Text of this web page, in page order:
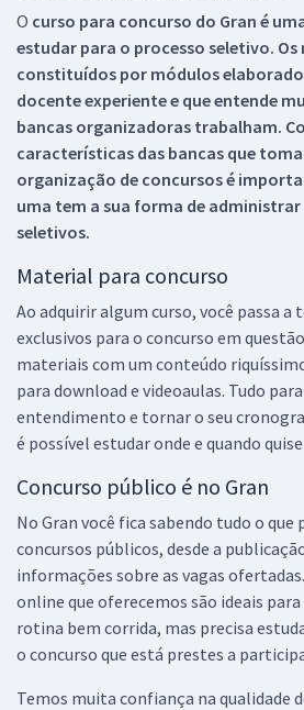
O curso para concurso do Gran é
estudar para o processo seletivo. Os
constituídos por módulos
docente experiente e que entende
bancas organizadoras trabalham.
características das bancas que
organização de concursos é
uma tem a sua forma de administrar
seletivos.
Material para concurso
Ao adquirir algum curso, você passa a
exclusivos para o concurso em
materiais com um conteúdo
para download e videoaulas. Tudo
entendimento e tornar o seu
é possível estudar onde e quando
Concurso público é no Gran
No Gran você fica sabendo tudo o que
concursos públicos, desde a
informações sobre as vagas
online que oferecemos são ideais
rotina bem corrida, mas precisa
o concurso que está prestes a
Temos muita confiança na qualidade